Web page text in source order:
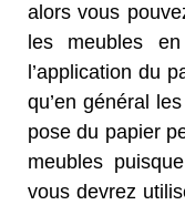
alors vous
les meubles
l’application du
qu’en général
pose du papier
meubles
vous devrez